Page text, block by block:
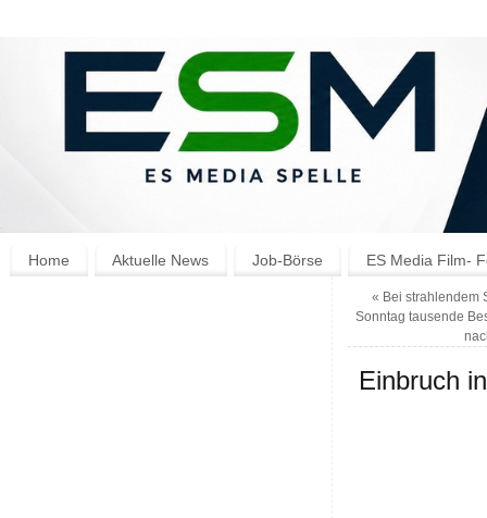
Home Aktuelle News Job-Börse ES Media Film-
« Bei strahlendem
Sonntag tausende
Einbruch